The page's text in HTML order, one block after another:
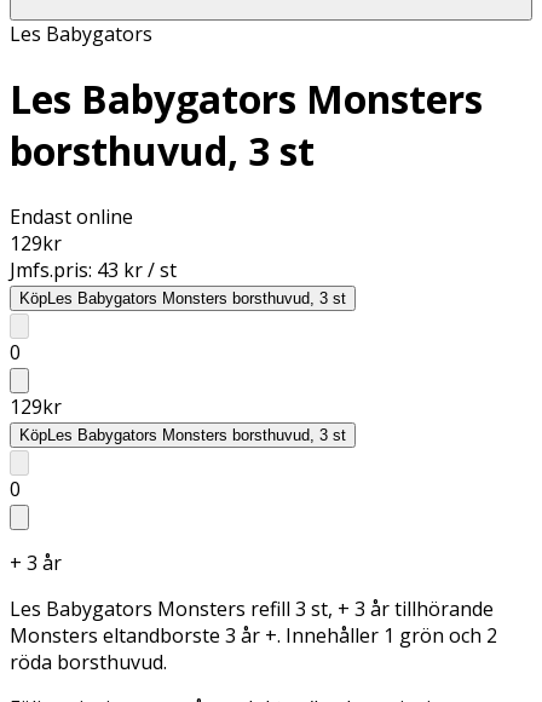
Les Babygators
Les Babygators Monsters
borsthuvud, 3 st
Endast online
129kr
Jmfs.pris: 43 kr / st
KöpLes Babygators Monsters borsthuvud, 3 st
0
129kr
KöpLes Babygators Monsters borsthuvud, 3 st
0
+ 3 år
Les Babygators Monsters refill 3 st, + 3 år tillhörande
Monsters eltandborste 3 år +. Innehåller 1 grön och 2
röda borsthuvud.